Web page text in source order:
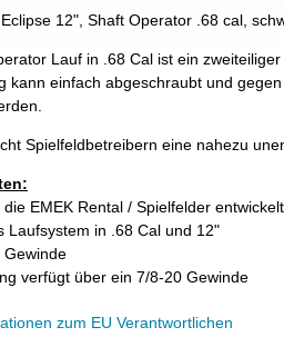
12", Shaft Operator .68 cal,
Lauf in .68 Cal ist ein
kann einfach abgeschraubt und
Spielfeldbetreibern eine nahezu
EMEK Rental / Spielfelder entwickelt
Laufsystem in .68 Cal und 12"
Gewinde
verfügt über ein 7/8-20 Gewinde
zum EU Verantwortlichen